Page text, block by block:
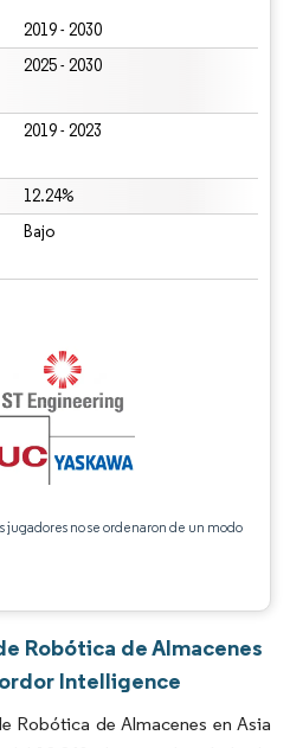
2019 - 2030
2025 - 2030
2019 - 2023
12.24%
Bajo
jugadores no se ordenaron de un modo
Robótica de Almacenes
Intelligence
Robótica de Almacenes en Asia